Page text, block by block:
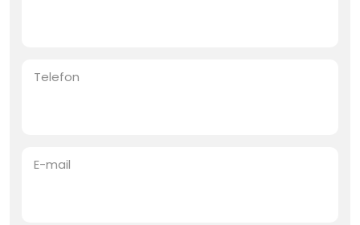
Telefon
E-mail